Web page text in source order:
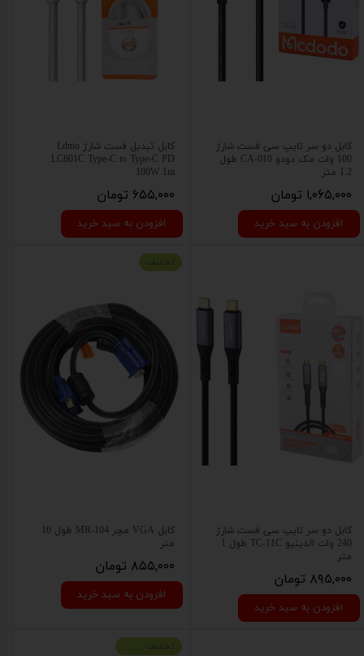
کابل دو سر تایپ سی فست شارژ
100 وات مک دودو CA-010 طول
1.2 متر
۱,۰۶۵,۰۰۰ تومان
افزودن به سبد خرید
کابل تبدیل فست شارژ Ldnio
LC601C Type-C to Type-C PD
100W 1m
۶۵۵,۰۰۰ تومان
افزودن به سبد خرید
کابل دو سر تایپ سی فست شارژ
240 وات الدینیو TC-11C طول 1
متر
۸۹۵,۰۰۰ تومان
افزودن به سبد خرید
کابل VGA مچر MR-104 طول 10
متر
۸۵۵,۰۰۰ تومان
افزودن به سبد خرید